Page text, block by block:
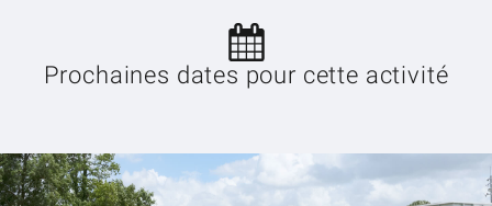
Prochaines dates pour cette activité